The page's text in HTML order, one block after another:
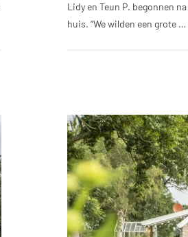
Lidy en Teun P. begonnen
huis. “We wilden een grote …